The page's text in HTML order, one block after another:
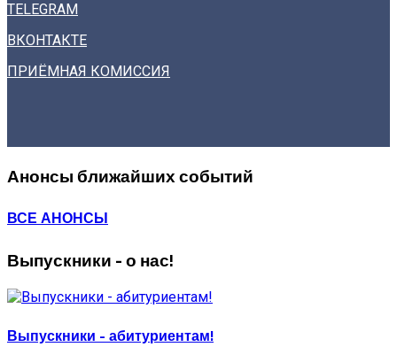
TELEGRAM
ВКОНТАКТЕ
ПРИЁМНАЯ КОМИССИЯ
Анонсы ближайших событий
ВСЕ АНОНСЫ
Выпускники - о нас!
Выпускники - абитуриентам!